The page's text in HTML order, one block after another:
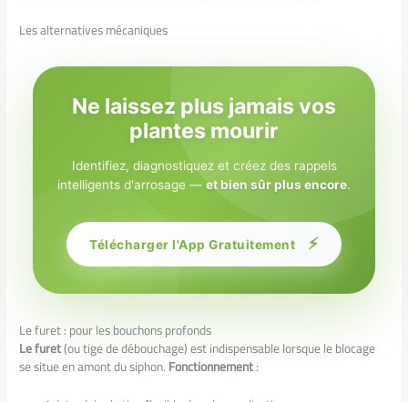
Les alternatives mécaniques
Ne laissez plus jamais vos
plantes mourir
Identifiez, diagnostiquez et créez des rappels
intelligents d'arrosage — et bien sûr plus encore.
Télécharger l'App Gratuitement ⚡
Le furet : pour les bouchons profonds
Le furet(ou tige de débouchage) est indispensable lorsque le blocage
se situe en amont du siphon.Fonctionnement: